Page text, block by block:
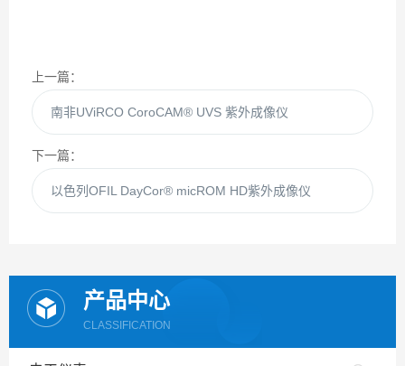
上一篇：
南非UViRCO CoroCAM® UVS 紫外成像仪
下一篇：
以色列OFIL DayCor® micROM HD紫外成像仪
产品中心
CLASSIFICATION